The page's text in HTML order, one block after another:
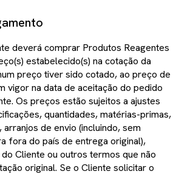
deverá comprar Produtos Reagentes
estabelecido(s) na cotação da
preço tiver sido cotado, ao preço de
vigor na data de aceitação do pedido
Os preços estão sujeitos a ajustes
quantidades, matérias-primas,
de envio (incluindo, sem
fora do país de entrega original),
Cliente ou outros termos que não
original. Se o Cliente solicitar o